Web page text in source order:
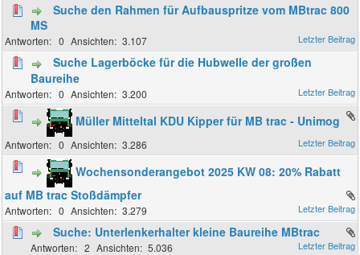
Suche den Rahmen für Aufbauspritze vom MBtrac 800
MS
0 3.107
Suche Lagerböcke für die Hubwelle der großen
Baureihe
0 3.200
Müller Mitteltal KDU Kipper für MB trac - Unimog
0 3.286
Wochensonderangebot 2025 KW 08: 20% Rabatt
auf MB trac Stoßdämpfer
0 3.279
Suche: Unterlenkerhalter kleine Baureihe MBtrac
2 5.036